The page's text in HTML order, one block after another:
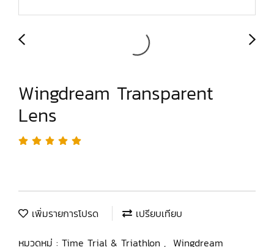
Wingdream Transparent
Lens
เพิ่มรายการโปรด
เปรียบเทียบ
หมวดหมู่ : Time Trial & Triathlon , Wingdream